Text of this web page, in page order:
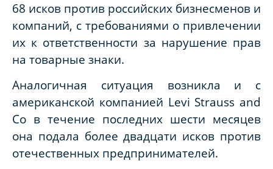
68 исков против российских бизнесменов и
компаний, с требованиями о привлечении
их к ответственности за нарушение прав
на товарные знаки.
Аналогичная ситуация возникла и с
американской компанией Levi Strauss and
Co в течение последних шести месяцев
она подала более двадцати исков против
отечественных предпринимателей.